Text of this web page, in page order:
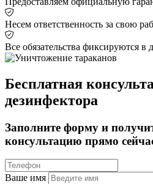
Несем ответственность за свою
Все обязательства фиксируются в
Бесплатная
дезинфектора
Заполните форму и
консультацию прямо
Ваше имя